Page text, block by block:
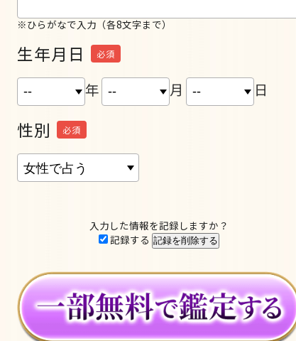
※ひらがなで入力（各8文字まで）
生年月日 必須
年 月 日
性別 必須
入力した情報を記録しますか？
記録する